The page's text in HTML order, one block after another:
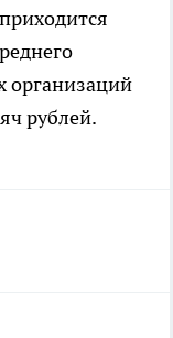
организаций
рублей.